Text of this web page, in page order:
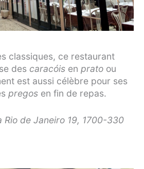
classiques, ce restaurant
des caracóis en prato ou
est aussi célèbre pour ses
pregos en fin de repas.
Rio de Janeiro 19, 1700-330